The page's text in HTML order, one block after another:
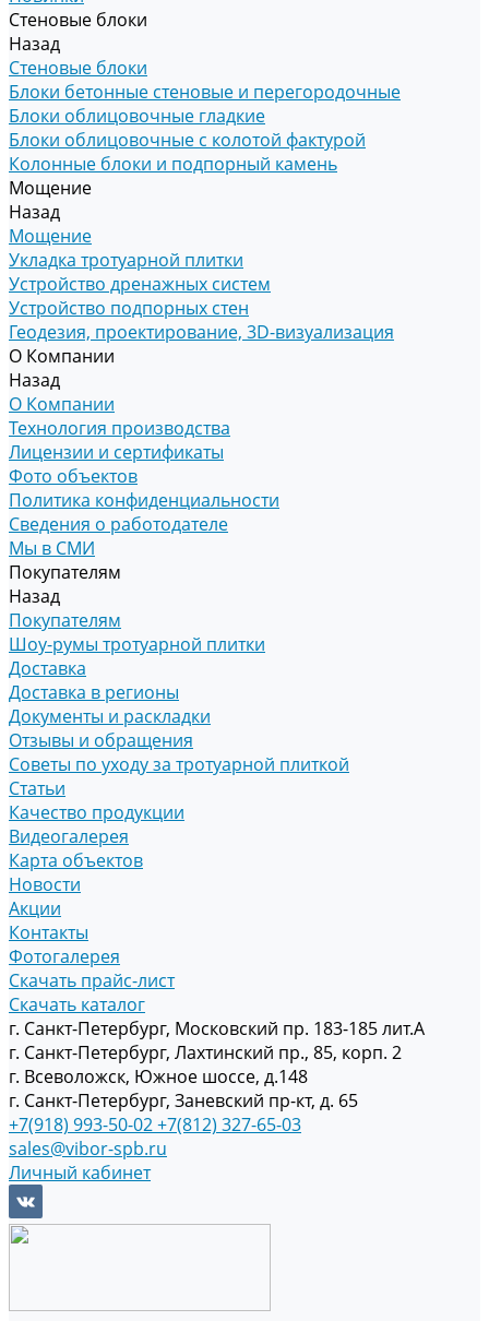
Стеновые блоки
Назад
Стеновые блоки
Блоки бетонные стеновые и перегородочные
Блоки облицовочные гладкие
Блоки облицовочные с колотой фактурой
Колонные блоки и подпорный камень
Мощение
Назад
Мощение
Укладка тротуарной плитки
Устройство дренажных систем
Устройство подпорных стен
Геодезия, проектирование, 3D-визуализация
О Компании
Назад
О Компании
Технология производства
Лицензии и сертификаты
Фото объектов
Политика конфиденциальности
Сведения о работодателе
Мы в СМИ
Покупателям
Назад
Покупателям
Шоу-румы тротуарной плитки
Доставка
Доставка в регионы
Документы и раскладки
Отзывы и обращения
Советы по уходу за тротуарной плиткой
Статьи
Качество продукции
Видеогалерея
Карта объектов
Новости
Акции
Контакты
Фотогалерея
Скачать прайс-лист
Скачать каталог
г. Санкт-Петербург, Московский пр. 183-185 лит.А
г. Санкт-Петербург, Лахтинский пр., 85, корп. 2
г. Всеволожск, Южное шоссе, д.148
г. Санкт-Петербург, Заневский пр-кт, д. 65
+7(918) 993-50-02+7(812) 327-65-03
sales@vibor-spb.ru
Личный кабинет